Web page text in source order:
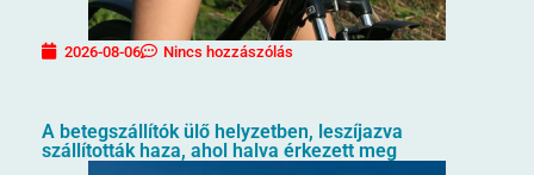
2026-08-06 Nincs hozzászólás
A betegszállítók ülő helyzetben, leszíjazva
szállították haza, ahol halva érkezett meg